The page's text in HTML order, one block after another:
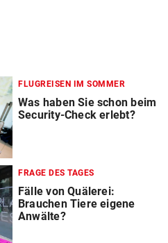
FLUGREISEN IM SOMMER
Was haben Sie schon beim
Security-Check erlebt?
FRAGE DES TAGES
Fälle von Quälerei:
Brauchen Tiere eigene
Anwälte?